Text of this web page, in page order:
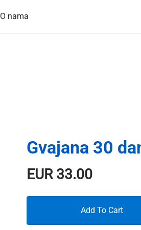
O nama
Gvajana 30
EUR33.00
Add To Cart